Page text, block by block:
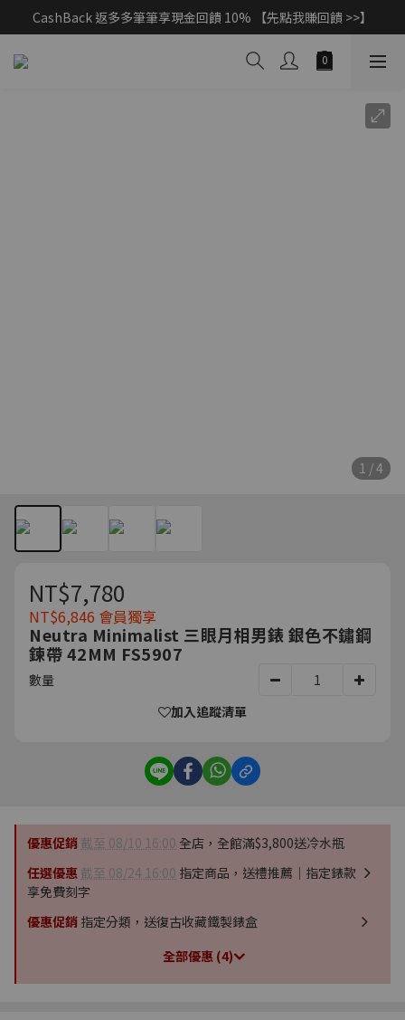
父親節獻禮｜加入/登入會員，新品享88折 >>
CashBack 返多多筆筆享現金回饋 10% 【先點我賺回饋 >>】
父親節獻禮｜加入/登入會員，新品享88折 >>
1 / 4
NT$7,780
NT$6,846 會員獨享
Neutra Minimalist 三眼月相男錶 銀色不鏽鋼
鍊帶 42MM FS5907
數量
加入追蹤清單
優惠促銷 截至 08/10 16:00 全店，全館滿$3,800送冷水瓶
任選優惠 截至 08/24 16:00 指定商品，送禮推薦｜指定錶款
享免費刻字
優惠促銷 指定分類，送復古收藏鐵製錶盒
全部優惠 (4)